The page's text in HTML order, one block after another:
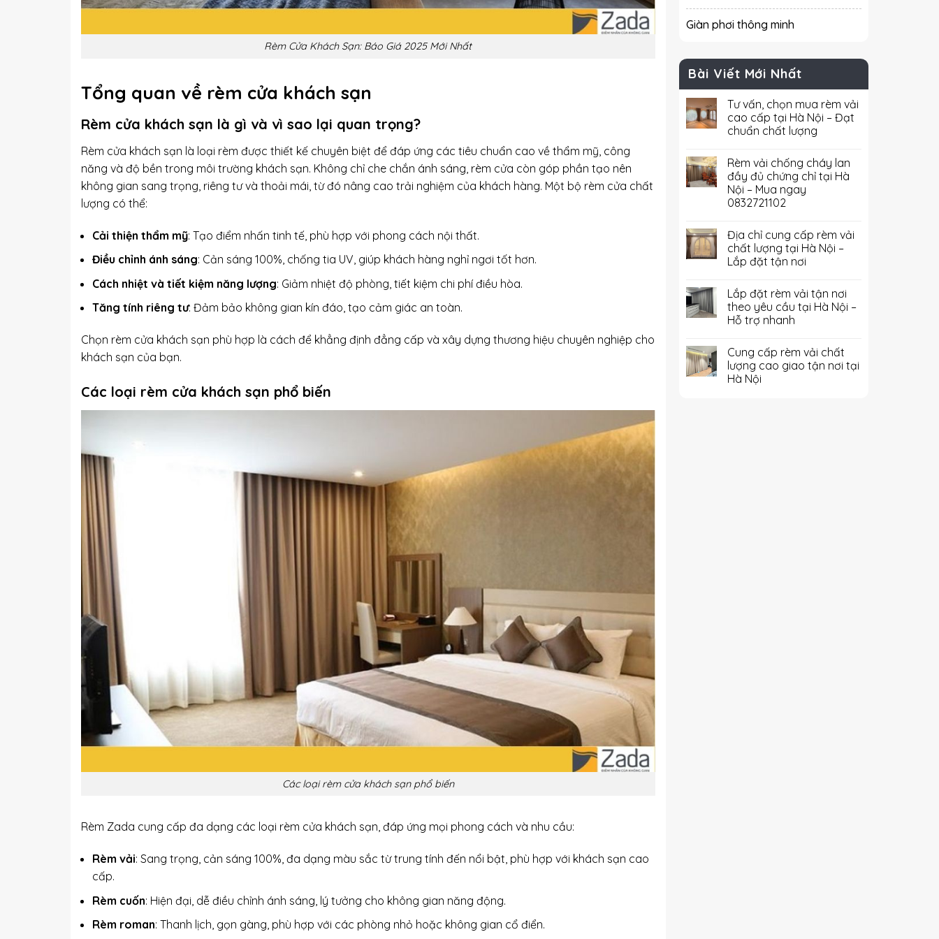
Rèm Cửa Khách Sạn: Báo Giá 2025 Mới Nhất
Tổng quan về rèm cửa khách sạn
Rèm cửa khách sạn là gì và vì sao lại quan trọng?
Rèm cửa khách sạn là loại rèm được thiết kế chuyên biệt để đáp ứng các tiêu chuẩn cao về thẩm mỹ, công
năng và độ bền trong môi trường khách sạn. Không chỉ che chắn ánh sáng, rèm cửa còn góp phần tạo nên
không gian sang trọng, riêng tư và thoải mái, từ đó nâng cao trải nghiệm của khách hàng. Một bộ rèm cửa chất
lượng có thể:
Cải thiện thẩm mỹ: Tạo điểm nhấn tinh tế, phù hợp với phong cách nội thất.
Điều chỉnh ánh sáng: Cản sáng 100%, chống tia UV, giúp khách hàng nghỉ ngơi tốt hơn.
Cách nhiệt và tiết kiệm năng lượng: Giảm nhiệt độ phòng, tiết kiệm chi phí điều hòa.
Tăng tính riêng tư: Đảm bảo không gian kín đáo, tạo cảm giác an toàn.
Chọn rèm cửa khách sạn phù hợp là cách để khẳng định đẳng cấp và xây dựng thương hiệu chuyên nghiệp cho
khách sạn của bạn.
Các loại rèm cửa khách sạn phổ biến
Các loại rèm cửa khách sạn phổ biến
Rèm Zada cung cấp đa dạng các loại rèm cửa khách sạn, đáp ứng mọi phong cách và nhu cầu:
Rèm vải: Sang trọng, cản sáng 100%, đa dạng màu sắc từ trung tính đến nổi bật, phù hợp với khách sạn cao
cấp.
Rèm cuốn: Hiện đại, dễ điều chỉnh ánh sáng, lý tưởng cho không gian năng động.
Rèm roman: Thanh lịch, gọn gàng, phù hợp với các phòng nhỏ hoặc không gian cổ điển.
Giàn phơi thông minh
Bài Viết Mới Nhất
Tư vấn, chọn mua rèm vải
cao cấp tại Hà Nội – Đạt
chuẩn chất lượng
Rèm vải chống cháy lan
đầy đủ chứng chỉ tại Hà
Nội – Mua ngay
0832721102
Địa chỉ cung cấp rèm vải
chất lượng tại Hà Nội –
Lắp đặt tận nơi
Lắp đặt rèm vải tận nơi
theo yêu cầu tại Hà Nội –
Hỗ trợ nhanh
Cung cấp rèm vải chất
lượng cao giao tận nơi tại
Hà Nội